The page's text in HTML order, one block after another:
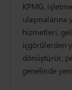
KPMG,
ulaşmalarına
hizmetleri,
içgörülerden
dönüştürür,
genelinde